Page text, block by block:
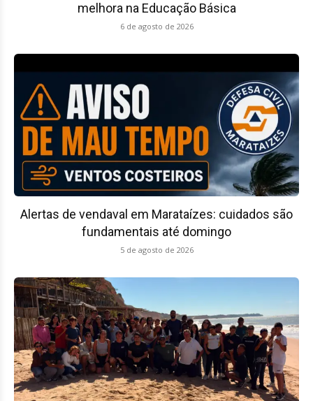
melhora na Educação Básica
6 de agosto de 2026
Alertas de vendaval em Marataízes: cuidados são
fundamentais até domingo
5 de agosto de 2026